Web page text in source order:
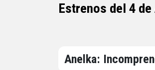
Estrenos del 4
Anelka: